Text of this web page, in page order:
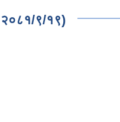
२०८१/९/१९)